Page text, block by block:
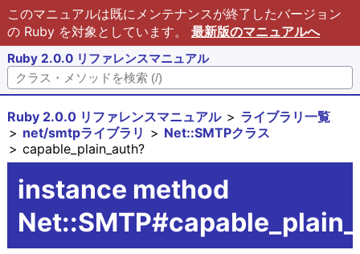
このマニュアルは既にメンテナンスが終了したバージョン
の Ruby を対象としています。 最新版のマニュアルへ
Ruby 2.0.0 リファレンスマニュアル
Ruby 2.0.0 リファレンスマニュアル
ライブラリ一覧
net/smtpライブラリ
Net::SMTPクラス
capable_plain_auth?
instance method